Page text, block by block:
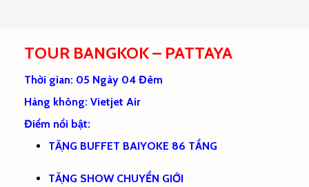
TOUR BANGKOK – PATTAYA
Thời gian: 05 Ngày 04 Đêm
Hàng không: Vietjet Air
Điểm nổi bật:
TẶNG BUFFET BAIYOKE 86 TẦNG
TẶNG SHOW CHUYỂN GIỚI